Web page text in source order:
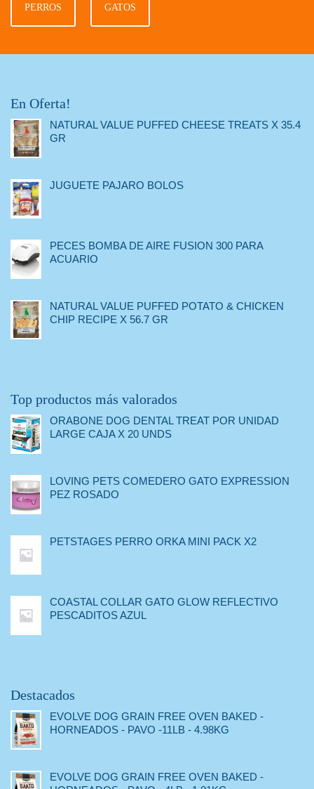
PERROS GATOS
En Oferta!
NATURAL VALUE PUFFED CHEESE TREATS X 35.4
GR
JUGUETE PAJARO BOLOS
PECES BOMBA DE AIRE FUSION 300 PARA
ACUARIO
NATURAL VALUE PUFFED POTATO & CHICKEN
CHIP RECIPE X 56.7 GR
Top productos más valorados
ORABONE DOG DENTAL TREAT POR UNIDAD
LARGE CAJA X 20 UNDS
LOVING PETS COMEDERO GATO EXPRESSION
PEZ ROSADO
PETSTAGES PERRO ORKA MINI PACK X2
COASTAL COLLAR GATO GLOW REFLECTIVO
PESCADITOS AZUL
Destacados
EVOLVE DOG GRAIN FREE OVEN BAKED -
HORNEADOS - PAVO -11LB - 4.98KG
EVOLVE DOG GRAIN FREE OVEN BAKED -